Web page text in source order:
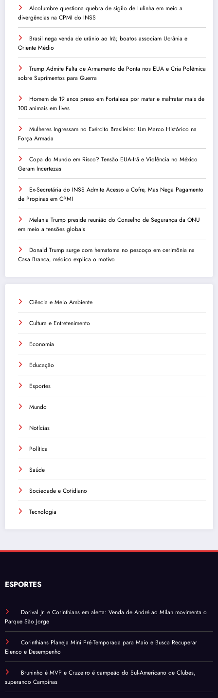
Alcolumbre questiona quebra de sigilo de Lulinha em meio a
divergências na CPMI do INSS
Brasil nega venda de urânio ao Irã; boatos associam Ucrânia e
Oriente Médio
Trump Admite Falta de Armamento de Ponta nos EUA e Cria Polêmica
sobre Suprimentos para Guerra
Homem de 19 anos preso em Fortaleza por matar e maltratar mais de
100 animais em lives
Mulheres Ingressam no Exército Brasileiro: Um Marco Histórico na
Força Armada
Copa do Mundo em Risco? Tensão EUA-Irã e Violência no México
Geram Incertezas
Ex-Secretária do INSS Admite Acesso a Cofre, Mas Nega Pagamento
de Propinas em CPMI
Melania Trump preside reunião do Conselho de Segurança da ONU
em meio a tensões globais
Donald Trump surge com hematoma no pescoço em cerimônia na
Casa Branca, médico explica o motivo
Ciência e Meio Ambiente
Cultura e Entretenimento
Economia
Educação
Esportes
Mundo
Notícias
Política
Saúde
Sociedade e Cotidiano
Tecnologia
ESPORTES
Dorival Jr. e Corinthians em alerta: Venda de André ao Milan movimenta o
Parque São Jorge
Corinthians Planeja Mini Pré-Temporada para Maio e Busca Recuperar
Elenco e Desempenho
Bruninho é MVP e Cruzeiro é campeão do Sul-Americano de Clubes,
superando Campinas